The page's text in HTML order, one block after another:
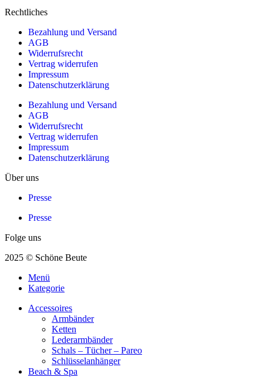
Rechtliches
Bezahlung und Versand
AGB
Widerrufsrecht
Vertrag widerrufen
Impressum
Datenschutzerklärung
Bezahlung und Versand
AGB
Widerrufsrecht
Vertrag widerrufen
Impressum
Datenschutzerklärung
Über uns
Presse
Presse
Folge uns
2025 © Schöne Beute
Menü
Kategorie
Accessoires
Armbänder
Ketten
Lederarmbänder
Schals – Tücher – Pareo
Schlüsselanhänger
Beach & Spa